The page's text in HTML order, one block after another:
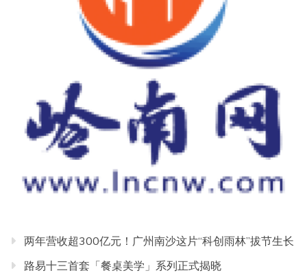
两年营收超300亿元！广州南沙这片“科创雨林”拔节生长
路易十三首套「餐桌美学」系列正式揭晓